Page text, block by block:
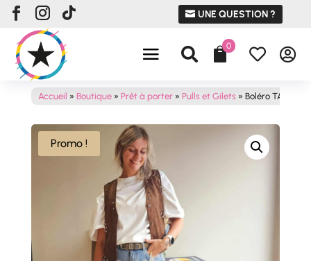
UNE QUESTION ?
 0  
Accueil » Boutique» Prêt à porter» Pulls et Gilets» Boléro TAO
Promo !